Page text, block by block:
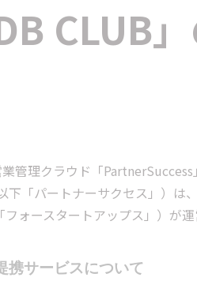
CLUB
管理クラウド「
「パートナーサクセス」）は
ォースタートアップス」）が
携サービスについて